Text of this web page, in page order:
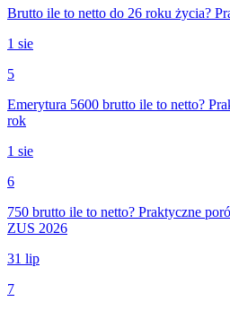
Brutto ile to netto do 26 roku życia?
1 sie
5
Emerytura 5600 brutto ile to netto?
rok
1 sie
6
750 brutto ile to netto? Praktyczne
ZUS 2026
31 lip
7